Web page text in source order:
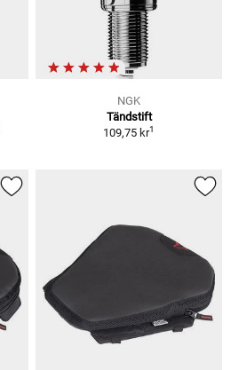
NGK
Tändstift
109,75 kr1